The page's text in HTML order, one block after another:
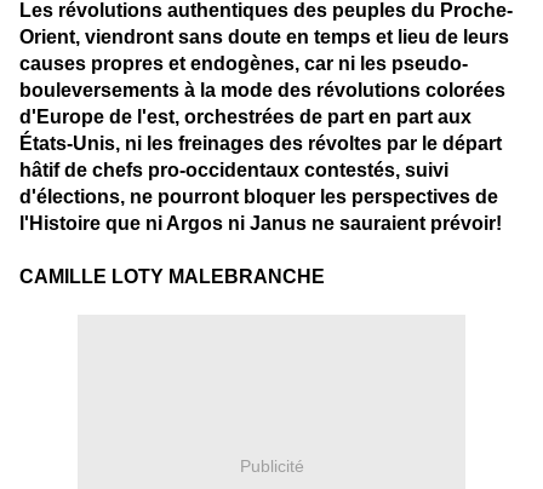
Les révolutions authentiques des peuples du Proche-
Orient, viendront sans doute en temps et lieu de leurs
causes propres et endogènes, car ni les pseudo-
bouleversements à la mode des révolutions colorées
d'Europe de l'est, orchestrées de part en part aux
États-Unis, ni les freinages des révoltes par le départ
hâtif de chefs pro-occidentaux contestés, suivi
d'élections, ne pourront bloquer les perspectives de
l'Histoire que ni Argos ni Janus ne sauraient prévoir!
CAMILLE LOTY MALEBRANCHE
Publicité